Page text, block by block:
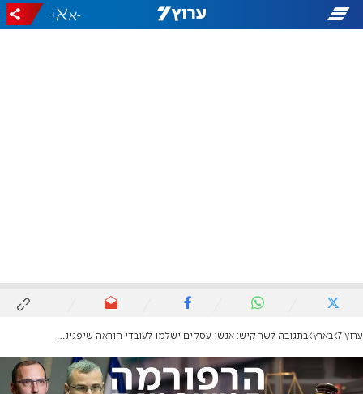
-
+
ערוץ 7 בארץ בתגובה לשר קיש: אנשי עסקים ישלמו לעובדי הוראה שיפגינו מחר